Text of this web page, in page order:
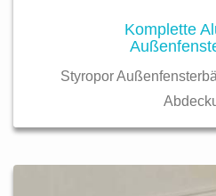
Komplette
Styropor